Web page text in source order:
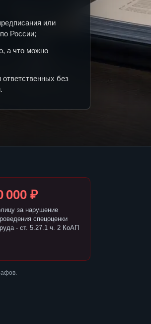
или
России;
а что можно
ответственных без
000 ₽
за нарушение
спецоценки
- ст. 5.27.1 ч. 2 КоАП